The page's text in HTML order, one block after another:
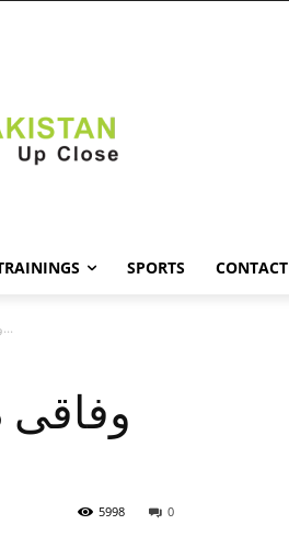
SPORTS CONTACT
وفاقى دارالحکومت کښې د ګيس د قلت له امله د وګړو د...
0
5998